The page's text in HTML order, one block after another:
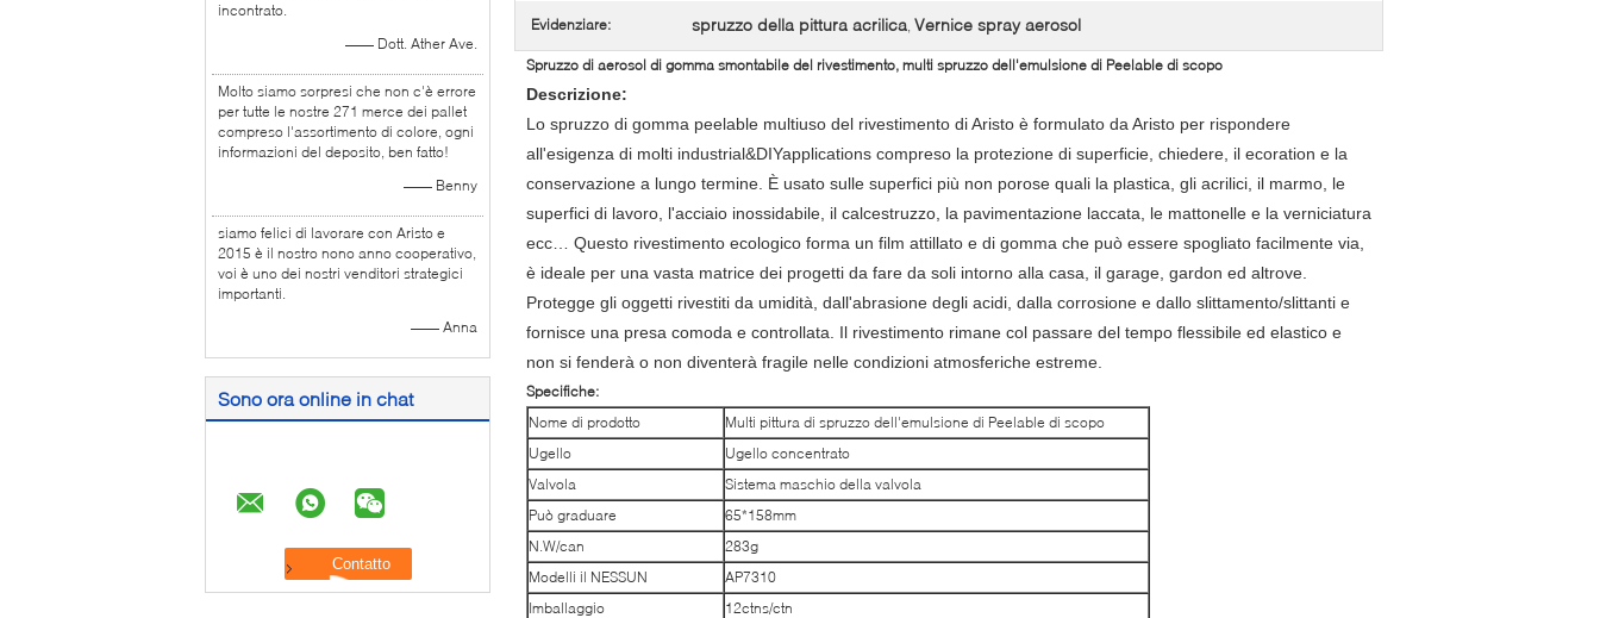
incontrato.
—— Dott. Ather Ave.
Molto siamo sorpresi che non c'è errore
per tutte le nostre 271 merce dei pallet
compreso l'assortimento di colore, ogni
informazioni del deposito, ben fatto!
—— Benny
siamo felici di lavorare con Aristo e
2015 è il nostro nono anno cooperativo,
voi è uno dei nostri venditori strategici
importanti.
—— Anna
Sono ora online in chat
Evidenziare: spruzzo della pittura acrilica, Vernice spray aerosol
Spruzzo di aerosol di gomma smontabile del rivestimento, multi spruzzo dell'emulsione di Peelable di scopo
Descrizione:
Lo spruzzo di gomma peelable multiuso del rivestimento di Aristo è formulato da Aristo per rispondere
all'esigenza di molti industrial&DIYapplications compreso la protezione di superficie, chiedere, il ecoration e la
conservazione a lungo termine. È usato sulle superfici più non porose quali la plastica, gli acrilici, il marmo, le
superfici di lavoro, l'acciaio inossidabile, il calcestruzzo, la pavimentazione laccata, le mattonelle e la verniciatura
ecc… Questo rivestimento ecologico forma un film attillato e di gomma che può essere spogliato facilmente via,
è ideale per una vasta matrice dei progetti da fare da soli intorno alla casa, il garage, gardon ed altrove.
Protegge gli oggetti rivestiti da umidità, dall'abrasione degli acidi, dalla corrosione e dallo slittamento/slittanti e
fornisce una presa comoda e controllata. Il rivestimento rimane col passare del tempo flessibile ed elastico e
non si fenderà o non diventerà fragile nelle condizioni atmosferiche estreme.
Specifiche:
Nome di prodotto
Multi pittura di spruzzo dell'emulsione di Peelable di scopo
Ugello
Ugello concentrato
Valvola
Sistema maschio della valvola
Può graduare
65*158mm
N.W/can
283g
Modelli il NESSUN
AP7310
Imballaggio
12ctns/ctn